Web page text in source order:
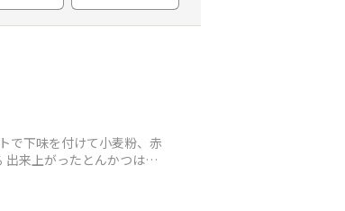
で下味を付けて小麦粉、赤
来上がったとんかつは、